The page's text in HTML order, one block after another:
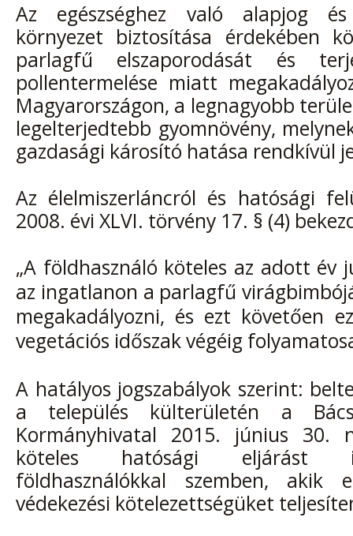
Az egészséghez való alapjog és
környezet biztosítása érdekében
parlagfű elszaporodását és
pollentermelése miatt
Magyarországon, a legnagyobb
legelterjedtebb gyomnövény,
gazdasági károsító hatása rendkívül
Az élelmiszerláncról és hatósági
2008. évi XLVI. törvény 17. § (4)
„A földhasználó köteles az adott év
az ingatlanon a parlagfű
megakadályozni, és ezt követően
vegetációs időszak végéig
A hatályos jogszabályok szerint:
a település külterületén a
Kormányhivatal 2015. június 30.
köteles hatósági eljárást
földhasználókkal szemben, akik
védekezési kötelezettségüket